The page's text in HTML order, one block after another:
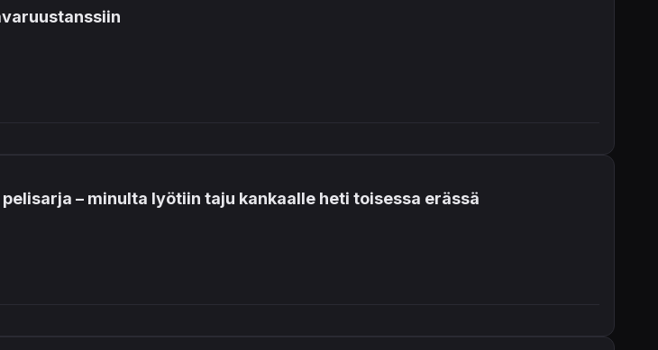
– minulta lyötiin taju kankaalle heti toisessa erässä